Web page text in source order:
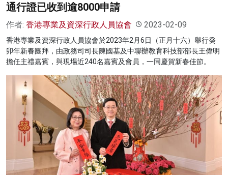
通行證已收到逾8000申請
作者: 香港專業及資深行政人員協會 2023-02-09
香港專業及資深行政人員協會於2023年2月6日（正月十六）舉行癸
卯年新春團拜，由政務司司長陳國基及中聯辦教育科技部部長王偉明
擔任主禮嘉賓，與現場近240名嘉賓及會員，一同慶賀新春佳節。